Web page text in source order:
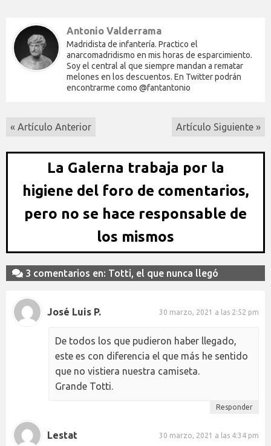
Antonio Valderrama
Madridista de infantería. Practico el
anarcomadridismo en mis horas de esparcimiento.
Soy el central al que siempre mandan a rematar
melones en los descuentos. En Twitter podrán
encontrarme como @fantantonio
« Artículo Anterior Artículo Siguiente »
La Galerna trabaja por la
higiene del foro de comentarios,
pero no se hace responsable de
los mismos
3 comentarios en: Totti, el que nunca llegó
José Luis P. 30 marzo, 2021 a las 2:52 pm
De todos los que pudieron haber llegado,
este es con diferencia el que más he sentido
que no vistiera nuestra camiseta.
Grande Totti.
Responder
Lestat 30 marzo, 2021 a las 4:34 pm